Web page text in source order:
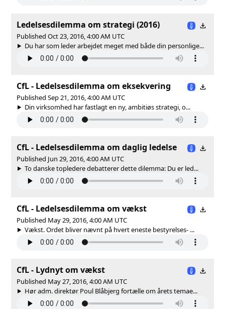
Ledelsesdilemma om strategi (2016)
Published Oct 23, 2016, 4:00 AM UTC
Du har som leder arbejdet meget med både din personlige...
CfL - Ledelsesdilemma om eksekvering
Published Sep 21, 2016, 4:00 AM UTC
Din virksomhed har fastlagt en ny, ambitiøs strategi, o...
CfL - Ledelsesdilemma om daglig ledelse
Published Jun 29, 2016, 4:00 AM UTC
To danske topledere debatterer dette dilemma: Du er led...
CfL - Ledelsesdilemma om vækst
Published May 29, 2016, 4:00 AM UTC
Vækst. Ordet bliver nævnt på hvert eneste bestyrelses- ...
CfL - Lydnyt om vækst
Published May 27, 2016, 4:00 AM UTC
Hør adm. direktør Poul Blåbjerg fortælle om årets temae...